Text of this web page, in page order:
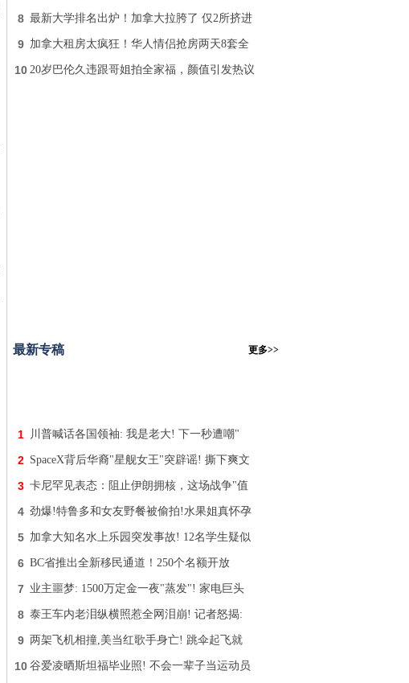
8 最新大学排名出炉！加拿大拉胯了 仅2所挤进
9 加拿大租房太疯狂！华人情侣抢房两天8套全
10 20岁巴伦久违跟哥姐拍全家福，颜值引发热议
最新专稿 更多>>
1 川普喊话各国领袖: 我是老大! 下一秒遭嘲"
2 SpaceX背后华裔"星舰女王"突辟谣! 撕下爽文
3 卡尼罕见表态：阻止伊朗拥核，这场战争"值
4 劲爆!特鲁多和女友野餐被偷拍!水果姐真怀孕
5 加拿大知名水上乐园突发事故! 12名学生疑似
6 BC省推出全新移民通道！250个名额开放
7 业主噩梦: 1500万定金一夜"蒸发"! 家电巨头
8 泰王车内老泪纵横照惹全网泪崩! 记者怒揭:
9 两架飞机相撞,美当红歌手身亡! 跳伞起飞就
10 谷爱凌晒斯坦福毕业照! 不会一辈子当运动员